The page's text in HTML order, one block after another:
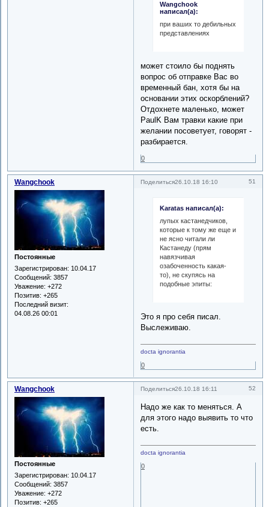
Wangchook
написал(а):
при ваших то дебильных
представлениях
может стоило бы поднять
вопрос об отправке Вас во
временный бан, хотя бы на
основании этих оскорблений?
Отдохнете маленько, может
PaulK Вам травки какие при
желании посоветует, говорят -
разбирается.
0
Поделиться 51
26.10.18 16:10
Wangchook
Постоянные
Зарегистрирован: 10.04.17
Сообщений: 3857
Уважение: +272
Позитив: +265
Последний визит:
04.08.26 00:01
Karatas написал(а):
лупых кастанедчиков,
которые к тому же еще и
не ясно читали ли
Кастанеду (прям
навязчивая
озабоченность какая-
то), не скупясь на
подобные эпиты:
Это я про себя писал.
Выслеживаю.
docta ignorantia
0
Поделиться 52
26.10.18 16:11
Wangchook
Постоянные
Зарегистрирован: 10.04.17
Сообщений: 3857
Уважение: +272
Позитив: +265
Надо же как то меняться. А
для этого надо выявить то что
есть.
docta ignorantia
0